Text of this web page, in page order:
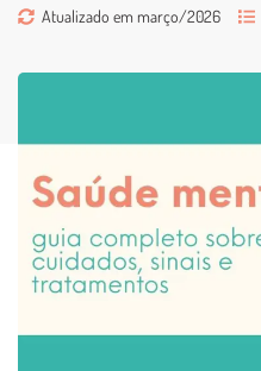
Atualizado em março/2026